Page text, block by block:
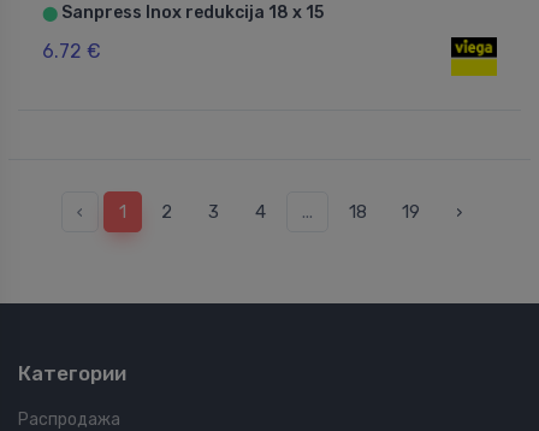
⬤ Sanpress Inox redukcija 18 x 15
6.72 €
‹ 1 2 3 4 ... 18 19 ›
Категории
Распродажа